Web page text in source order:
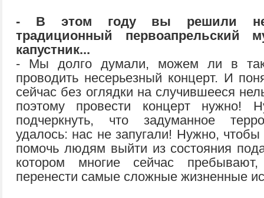
- В этом году вы решили не
традиционный первоапрельский
капустник...
- Мы долго думали, можем ли в
проводить несерьезный концерт. И
сейчас без оглядки на случившееся
поэтому провести концерт нужно!
подчеркнуть, что задуманное
удалось: нас не запугали! Нужно, чтобы
помочь людям выйти из состояния
котором многие сейчас
перенести самые сложные жизненные